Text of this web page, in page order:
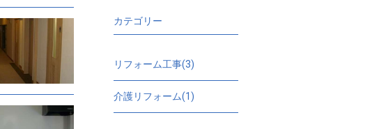
カテゴリー
リフォーム工事(3)
介護リフォーム(1)